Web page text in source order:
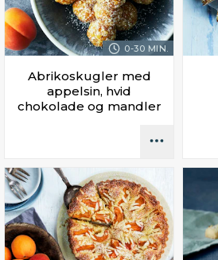
0-30 MIN.
Abrikoskugler med
appelsin, hvid
chokolade og mandler